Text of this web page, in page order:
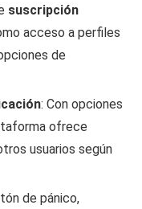
suscripción
acceso a perfiles
de
: Con opciones
ofrece
usuarios según
de pánico,